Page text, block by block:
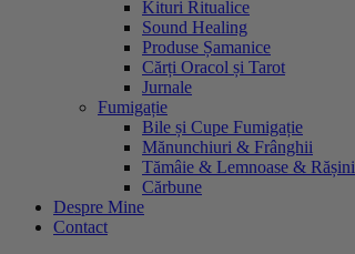
Kituri Ritualice
Sound Healing
Produse Șamanice
Cărți Oracol și Tarot
Jurnale
Fumigație
Bile și Cupe Fumigație
Mănunchiuri & Frânghii
Tămâie & Lemnoase & Rășini
Cărbune
Despre Mine
Contact